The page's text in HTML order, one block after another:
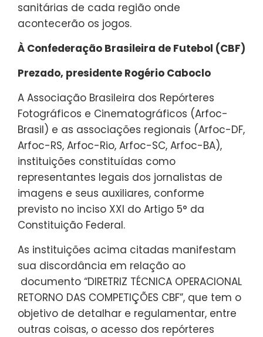
sanitárias de cada região onde
acontecerão os jogos.
À Confederação Brasileira de Futebol (CBF)
Prezado, presidente Rogério Caboclo
A Associação Brasileira dos Repórteres
Fotográficos e Cinematográficos (Arfoc-
Brasil) e as associações regionais (Arfoc-DF,
Arfoc-RS, Arfoc-Rio, Arfoc-SC, Arfoc-BA),
instituições constituídas como
representantes legais dos jornalistas de
imagens e seus auxiliares, conforme
previsto no inciso XXI do Artigo 5° da
Constituição Federal.
As instituições acima citadas manifestam
sua discordância em relação ao
documento “DIRETRIZ TÉCNICA OPERACIONAL
RETORNO DAS COMPETIÇÕES CBF”, que tem o
objetivo de detalhar e regulamentar, entre
outras coisas, o acesso dos repórteres